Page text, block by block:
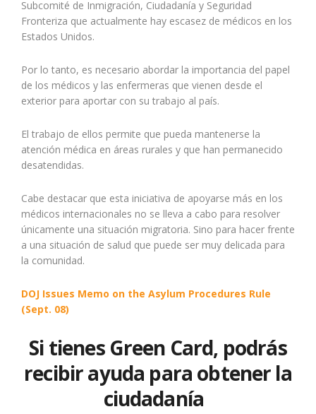
Subcomité de Inmigración, Ciudadanía y Seguridad
Fronteriza que actualmente hay escasez de médicos en los
Estados Unidos.
Por lo tanto, es necesario abordar la importancia del papel
de los médicos y las enfermeras que vienen desde el
exterior para aportar con su trabajo al país.
El trabajo de ellos permite que pueda mantenerse la
atención médica en áreas rurales y que han permanecido
desatendidas.
Cabe destacar que esta iniciativa de apoyarse más en los
médicos internacionales no se lleva a cabo para resolver
únicamente una situación migratoria. Sino para hacer frente
a una situación de salud que puede ser muy delicada para
la comunidad.
DOJ Issues Memo on the Asylum Procedures Rule
(Sept. 08)
Si tienes Green Card, podrás
recibir ayuda para obtener la
ciudadanía